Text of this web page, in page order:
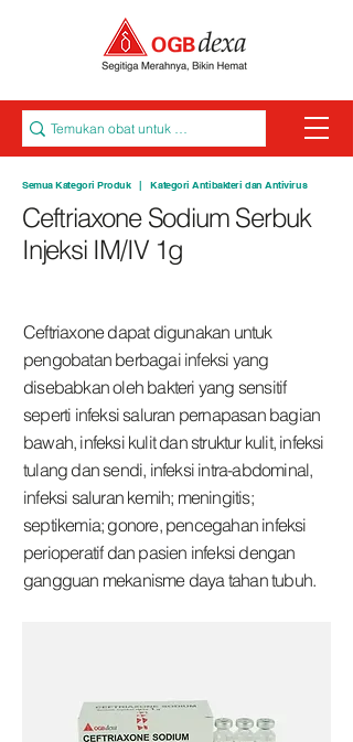
Semua Kategori Produk |Kategori Antibakteri dan Antivirus
Ceftriaxone Sodium Serbuk
Injeksi IM/IV 1g
Ceftriaxone dapat digunakan untuk
pengobatan berbagai infeksi yang
disebabkan oleh bakteri yang sensitif
seperti infeksi saluran pernapasan bagian
bawah, infeksi kulit dan struktur kulit, infeksi
tulang dan sendi, infeksi intra-abdominal,
infeksi saluran kemih; meningitis;
septikemia; gonore, pencegahan infeksi
perioperatif dan pasien infeksi dengan
gangguan mekanisme daya tahan tubuh.